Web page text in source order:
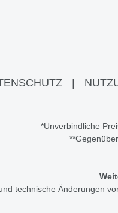
*Unverbindliche
technische Änderungen